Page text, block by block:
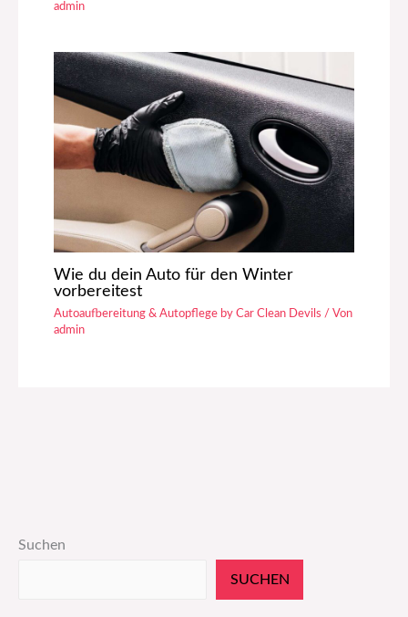
admin
Wie du dein Auto für den Winter
vorbereitest
Autoaufbereitung & Autopflege by Car Clean Devils / Von
admin
Suchen
SUCHEN